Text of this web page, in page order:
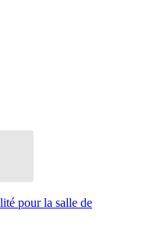
pour la salle de